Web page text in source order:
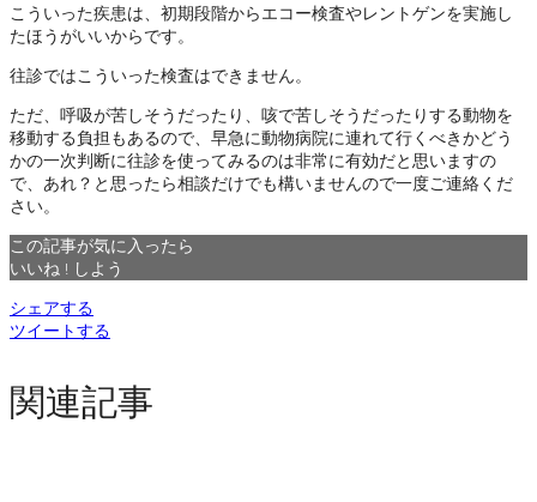
こういった疾患は、初期段階からエコー検査やレントゲンを実施し
たほうがいいからです。
往診ではこういった検査はできません。
ただ、呼吸が苦しそうだったり、咳で苦しそうだったりする動物を
移動する負担もあるので、早急に動物病院に連れて行くべきかどう
かの一次判断に往診を使ってみるのは非常に有効だと思いますの
で、あれ？と思ったら相談だけでも構いませんので一度ご連絡くだ
さい。
この記事が気に入ったら
いいね ! しよう
シェアする
ツイートする
関連記事